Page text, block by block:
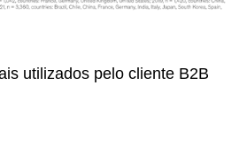
utilizados pelo cliente B2B